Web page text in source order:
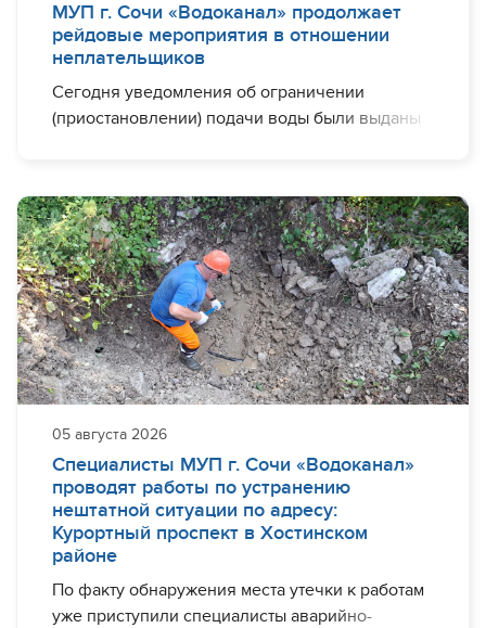
МУП г. Сочи «Водоканал» продолжает
рейдовые мероприятия в отношении
неплательщиков
Сегодня уведомления об ограничении
(приостановлении) подачи воды были выданы
Рейдовые мероприятия по вручению
уведомлений должникам проводятся
специалистами предприятия на регулярной
основе в каждом районе города-курорта.
За прошедшую неделю в Центральном районе
юридическим лицам вручено уведомлений на
сумму807 272,19 рубля.Общая же
дебиторская задолженность превышающая
два расчетных периода, по состоянию на
04.08.2026 составляет94 084 733,55 рубля.
Напоминаем: если абонент игнорирует
уведомления и не идет на контакт,
предприятие вынуждено ограничивать
водоснабжение до полного погашения долга.
Специалисты МУП г. Сочи «Водоканал»
проводят работы по устранению
нештатной ситуации по адресу:
Курортный проспект в Хостинском
районе
05 августа 2026
По факту обнаружения места утечки к работам
уже приступили специалисты аварийно-